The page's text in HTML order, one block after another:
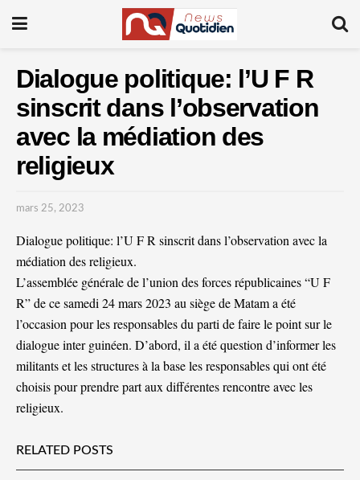
Dialogue politique: l’U F R
sinscrit dans l’observation
avec la médiation des
religieux
mars 25, 2023
Dialogue politique: l’U F R sinscrit dans l’observation avec la
médiation des religieux.
L’assemblée générale de l’union des forces républicaines “U F
R” de ce samedi 24 mars 2023 au siège de Matam a été
l’occasion pour les responsables du parti de faire le point sur le
dialogue inter guinéen. D’abord, il a été question d’informer les
militants et les structures à la base les responsables qui ont été
choisis pour prendre part aux différentes rencontre avec les
religieux.
RELATED POSTS